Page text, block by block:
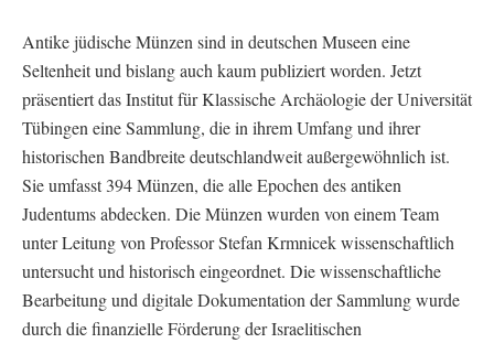
Antike jüdische Münzen sind in deutschen Museen eine
Seltenheit und bislang auch kaum publiziert worden. Jetzt
präsentiert das Institut für Klassische Archäologie der Universität
Tübingen eine Sammlung, die in ihrem Umfang und ihrer
historischen Bandbreite deutschlandweit außergewöhnlich ist.
Sie umfasst 394 Münzen, die alle Epochen des antiken
Judentums abdecken. Die Münzen wurden von einem Team
unter Leitung von Professor Stefan Krmnicek wissenschaftlich
untersucht und historisch eingeordnet. Die wissenschaftliche
Bearbeitung und digitale Dokumentation der Sammlung wurde
durch die finanzielle Förderung der Israelitischen